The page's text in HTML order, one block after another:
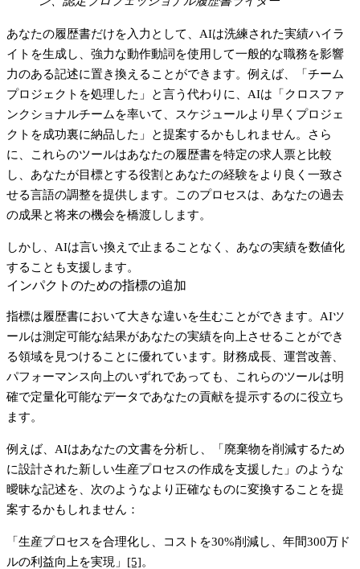
あなたの履歴書だけを入力として、AIは洗練された実績ハイラ
イトを生成し、強力な動作動詞を使用して一般的な職務を影響
力のある記述に置き換えることができます。例えば、「チーム
プロジェクトを処理した」と言う代わりに、AIは「クロスファ
ンクショナルチームを率いて、スケジュールより早くプロジェ
クトを成功裏に納品した」と提案するかもしれません。さら
に、これらのツールはあなたの履歴書を特定の求人票と比較
し、あなたが目標とする役割とあなたの経験をより良く一致さ
せる言語の調整を提供します。このプロセスは、あなたの過去
の成果と将来の機会を橋渡しします。
しかし、AIは言い換えで止まることなく、あなの実績を数値化
することも支援します。
インパクトのための指標の追加
指標は履歴書において大きな違いを生むことができます。AIツ
ールは測定可能な結果があなたの実績を向上させることができ
る領域を見つけることに優れています。財務成長、運営改善、
パフォーマンス向上のいずれであっても、これらのツールは明
確で定量化可能なデータであなたの貢献を提示するのに役立ち
ます。
例えば、AIはあなたの文書を分析し、「廃棄物を削減するため
に設計された新しい生産プロセスの作成を支援した」のような
曖昧な記述を、次のようなより正確なものに変換することを提
案するかもしれません：
「生産プロセスを合理化し、コストを30%削減し、年間300万ド
ルの利益向上を実現」 [5]。